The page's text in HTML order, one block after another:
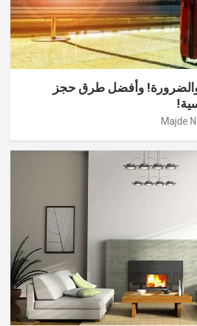
والضرورة! وأفضل طرق حجز
Majde